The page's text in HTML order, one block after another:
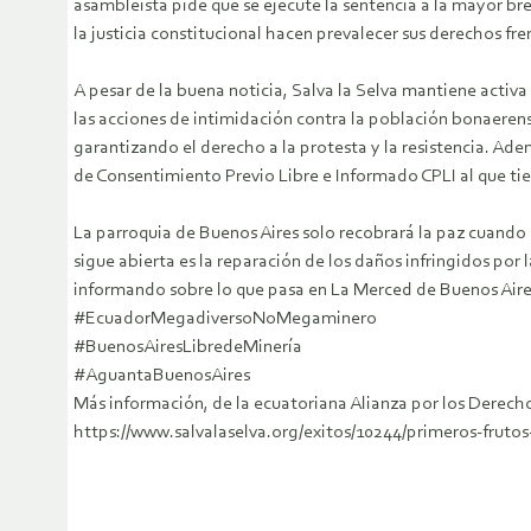
asambleísta pide que se ejecute la sentencia a la mayor
la justicia constitucional hacen prevalecer sus derechos
A pesar de la buena noticia, Salva la Selva mantiene
las acciones de intimidación contra la población
garantizando el derecho a la protesta y la resistencia.
de Consentimiento Previo Libre e Informado CPLI al que
La parroquia de Buenos Aires solo recobrará la paz
sigue abierta es la reparación de los daños infringidos
informando sobre lo que pasa en La Merced de Buenos
#EcuadorMegadiversoNoMegaminero
#BuenosAiresLibredeMinería
#AguantaBuenosAires
Más información, de la ecuatoriana Alianza por los
https://www.salvalaselva.org/exitos/10244/primeros-